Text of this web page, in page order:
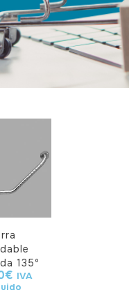
135º
€ IVA